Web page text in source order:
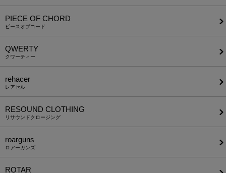
PIECE OF CHORD
ピースオブコード
QWERTY
クワーティー
rehacer
レアセル
RESOUND CLOTHING
リサウンドクロージング
roarguns
ロアーガンズ
ROTAR